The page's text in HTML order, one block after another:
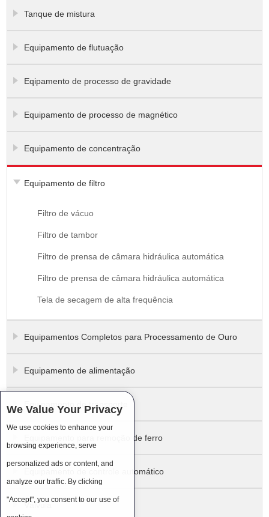
Tanque de mistura
Equipamento de flutuação
Eqipamento de processo de gravidade
Equipamento de processo de magnético
Equipamento de concentração
Equipamento de filtro
Filtro de vácuo
Filtro de tambor
Filtro de prensa de câmara hidráulica automática
Filtro de prensa de câmara hidráulica automática
Tela de secagem de alta frequência
Equipamentos Completos para Processamento de Ouro
Equipamento de alimentação
Equipamento de transporte
Equipamento para remoção de ferro
Equipamento de controle automático
Válvula
We Value Your Privacy
We use cookies to enhance your
browsing experience, serve
personalized ads or content, and
analyze our traffic. By clicking
"Accept", you consent to our use of